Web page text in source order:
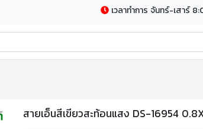
เวลาทำการ จันทร์-เสาร์
สายเอ็นสีเขียวสะท้อนแสง DS-16954